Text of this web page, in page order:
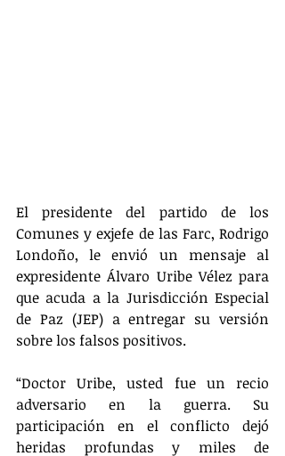
El presidente del partido de los
Comunes y exjefe de las Farc, Rodrigo
Londoño, le envió un mensaje al
expresidente Álvaro Uribe Vélez para
que acuda a la Jurisdicción Especial
de Paz (JEP) a entregar su versión
sobre los falsos positivos.
“Doctor Uribe, usted fue un recio
adversario en la guerra. Su
participación en el conflicto dejó
heridas profundas y miles de